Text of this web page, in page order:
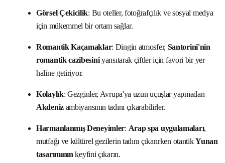
Görsel Çekicilik: Bu oteller, fotoğrafçılık ve sosyal medya
için mükemmel bir ortam sağlar.
Romantik Kaçamaklar: Dingin atmosfer, Santorini'nin
romantik cazibesiniyansıtarak çiftler için favori bir yer
haline getiriyor.
Kolaylık: Gezginler, Avrupa'ya uzun uçuşlar yapmadan
Akdenizambiyansının tadını çıkarabilirler.
Harmanlanmış Deneyimler: Arap spa uygulamaları,
mutfağı ve kültürel gezilerin tadını çıkarırken otantikYunan
tasarımının keyfini çıkarın.